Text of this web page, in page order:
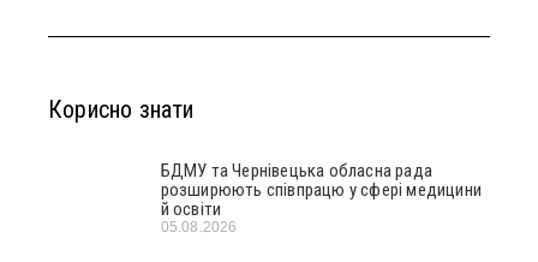
Корисно знати
БДМУ та Чернівецька обласна рада
розширюють співпрацю у сфері медицини
й освіти
05.08.2026